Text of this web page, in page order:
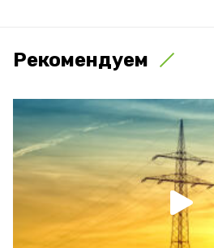
Рекомендуем